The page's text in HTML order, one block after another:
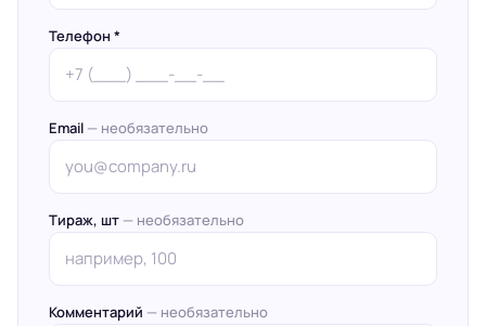
Телефон *
Email — необязательно
Тираж, шт — необязательно
Комментарий — необязательно